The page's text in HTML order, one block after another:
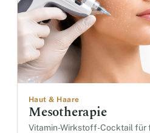
Haut & Haare
Mesotherapie
Vitamin-Wirkstoff-Cocktail für